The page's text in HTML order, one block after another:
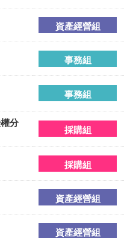
資產經營組
事務組
事務組
分
採購組
採購組
資產經營組
資產經營組